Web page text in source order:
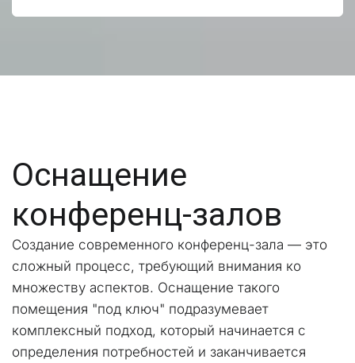
Оснащение
конференц-залов
Создание современного конференц-зала — это
сложный процесс, требующий внимания ко
множеству аспектов. Оснащение такого
помещения "под ключ" подразумевает
комплексный подход, который начинается с
определения потребностей и заканчивается